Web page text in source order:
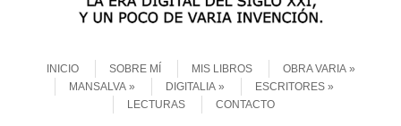
MenuINICIO
SOBRE MÍ MIS LIBROS
OBRA VARIA
MANSALVA
DIGITALIA
ESCRITORES
LECTURAS
CONTACTO